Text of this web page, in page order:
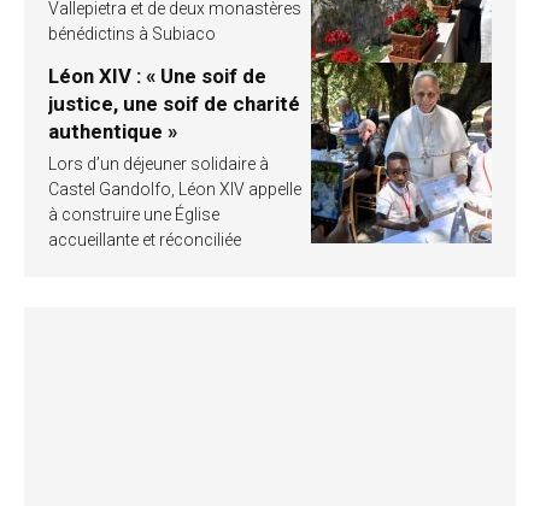
Vallepietra et de deux monastères
bénédictins à Subiaco
Léon XIV : « Une soif de
justice, une soif de charité
authentique »
Lors d’un déjeuner solidaire à
Castel Gandolfo, Léon XIV appelle
à construire une Église
accueillante et réconciliée